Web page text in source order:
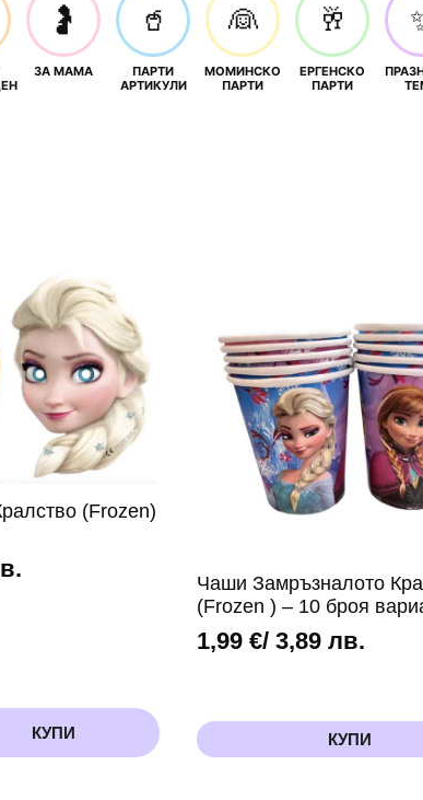
🤰
ЗА МАМА
🥤
ПАРТИ
АРТИКУЛИ
👰
МОМИНСКО
ПАРТИ
🥂
ЕРГЕНСКО
ПАРТИ
(Frozen)
КУПИ
Чаши Замръзналото
(Frozen ) – 10 броя
1,99 €/ 3,89 лв.
КУПИ